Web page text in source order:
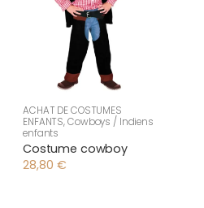
ACHAT DE COSTUMES
ENFANTS,Cowboys / Indiens
enfants
Costume cowboy
28,80 €